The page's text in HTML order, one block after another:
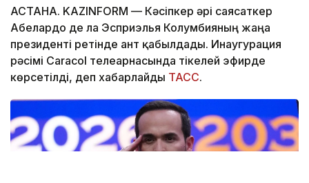
АСТАНА. KAZINFORM — Кәсіпкер әрі саясаткер
Абелардо де ла Эсприэлья Колумбияның жаңа
президенті ретінде ант қабылдады. Инаугурация
рәсімі Caracol телеарнасында тікелей эфирде
көрсетілді, деп хабарлайды ТАСС.